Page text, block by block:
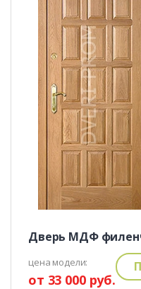
Дверь МДФ
цена модели:
от 33 000 руб.